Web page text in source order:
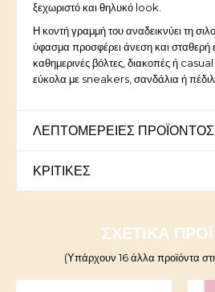
ξεχωριστό και θηλυκό look.
Η κοντή γραμμή του αναδεικνύει τη
ύφασμα προσφέρει άνεση και σταθερή
καθημερινές βόλτες, διακοπές ή
εύκολα με sneakers, σανδάλια ή
ΛΕΠΤΟΜΈΡΕΙΕΣ ΠΡΟΪΌΝΤΟΣ
ΚΡΙΤΙΚΈΣ
ΣΧΕΤΙΚΆ
(Υπάρχουν 16 άλλα προϊόντα